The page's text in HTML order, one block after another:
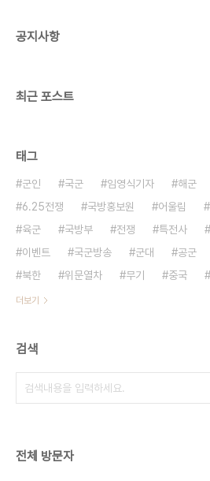
공지사항
최근 포스트
태그
군인 국군 임영식기자 해군
6.25전쟁
국방홍보원 어울림
육군
국방부 전쟁 특전사
이벤트
국군방송 군대 공군
북한
위문열차 무기 중국
더보기
검색
전체 방문자